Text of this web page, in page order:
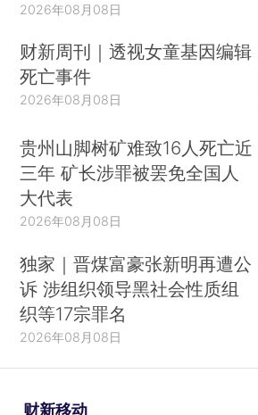
2026年08月08日
财新周刊｜透视女童基因编辑
死亡事件
2026年08月08日
贵州山脚树矿难致16人死亡近
三年 矿长涉罪被罢免全国人
大代表
2026年08月08日
独家｜晋煤富豪张新明再遭公
诉 涉组织领导黑社会性质组
织等17宗罪名
2026年08月08日
财新移动